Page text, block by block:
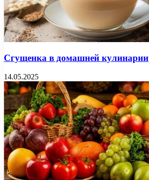
Сгущенка в домашней кулинарии
14.05.2025